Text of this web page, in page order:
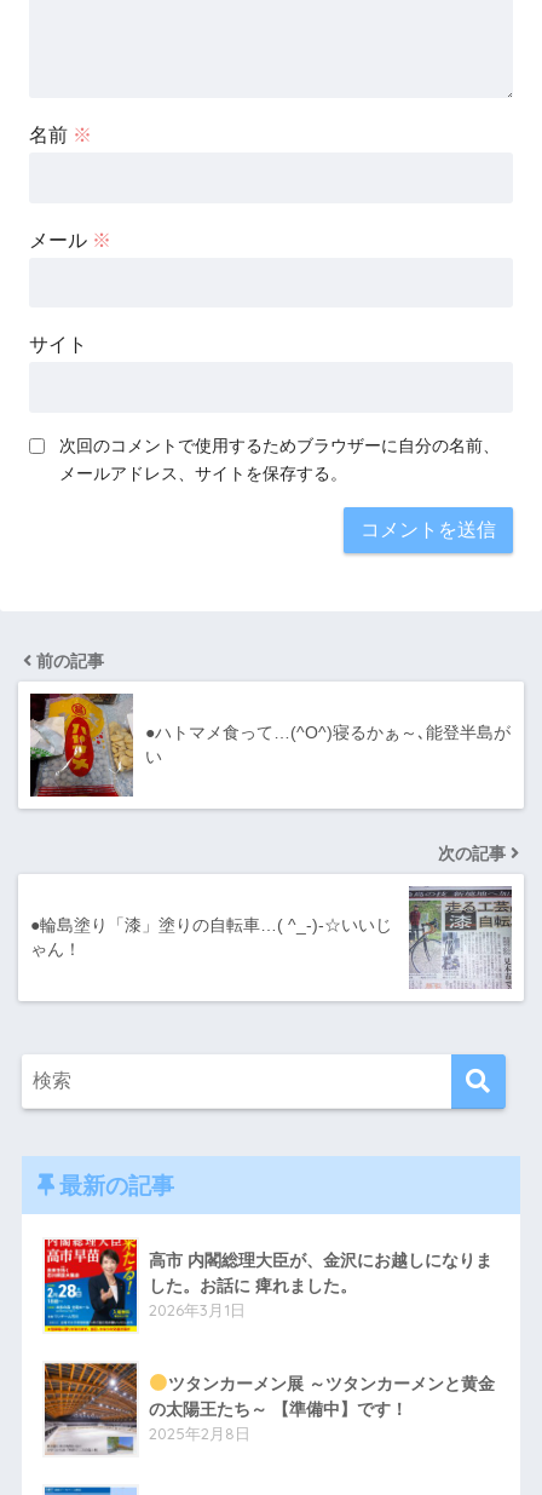
名前 ※
メール ※
サイト
次回のコメントで使用するためブラウザーに自分の名前、
メールアドレス、サイトを保存する。
前の記事
●ハトマメ食って…(^O^)寝るかぁ～､能登半島が
い
次の記事
●輪島塗り「漆」塗りの自転車…( ^_-)-☆いいじ
ゃん！
最新の記事
高市 内閣総理大臣が、金沢にお越しになりま
した。お話に 痺れました。
2026年3月1日
ツタンカーメン展 ～ツタンカーメンと黄金
の太陽王たち～ 【準備中】です！
2025年2月8日